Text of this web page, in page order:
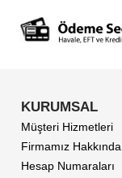
KURUMSAL
Müşteri Hizmetleri
Firmamız Hakkında
Hesap Numaraları